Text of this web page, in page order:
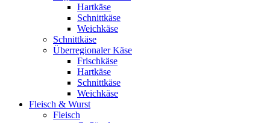
Hartkäse
Schnittkäse
Weichkäse
Schnittkäse
Überregionaler Käse
Frischkäse
Hartkäse
Schnittkäse
Weichkäse
Fleisch & Wurst
Fleisch